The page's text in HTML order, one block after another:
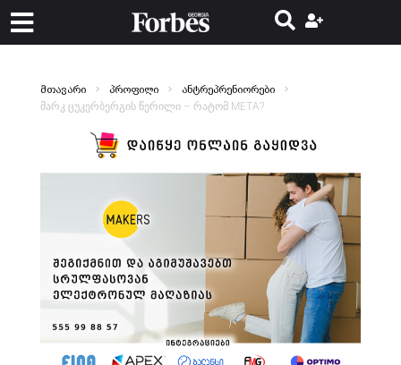
მთავარი პროფილი ანტრეპრენიორები
მარკ ცუკერბერგის წერილი – რატომ META?